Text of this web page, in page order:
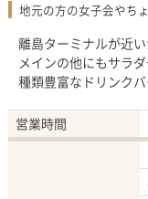
地元の方の女子会やち
離島ターミナルが近
メインの他にもサラ
種類豊富なドリンクバ
営業時間